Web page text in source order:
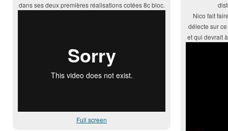
dans ses deux premières réalisations cotées 8c bloc.
Full screen
Nico fait
délecte sur
et qui devrait